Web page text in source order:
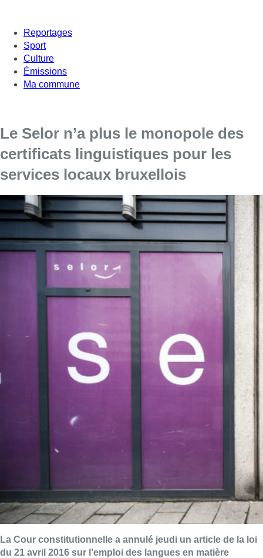
Reportages
Sport
Culture
Émissions
Ma commune
Le Selor n’a plus le monopole des
certificats linguistiques pour les
services locaux bruxellois
La Cour constitutionnelle a annulé jeudi un article de la loi
du 21 avril 2016 sur l’emploi des langues en matière